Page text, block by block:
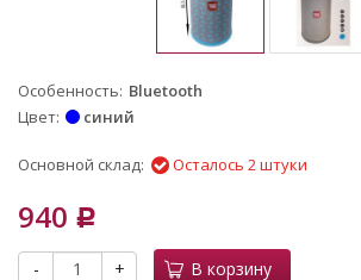
Особенность Bluetooth
Цвет
синий
Основной склад: Осталось 2 штуки
940 Р
- + В корзину